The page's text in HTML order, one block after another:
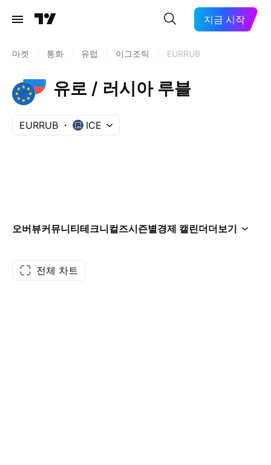
지금 시작
마켓 통화 유럽 이그조틱 EURRUB
유로 / 러시아 루블
EURRUB ICE
오버뷰커뮤니티테크니컬즈시즌별경제 캘린더더보기
전체 차트